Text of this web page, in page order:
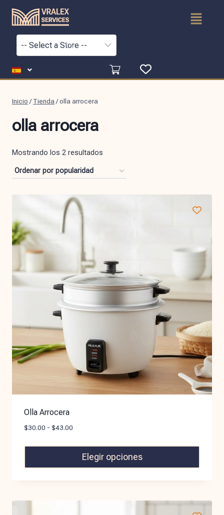
Inicio / Tienda/olla arrocera
olla arrocera
Mostrando los 2 resultados
Olla Arrocera
$30.00 - $43.00
Elegir opciones